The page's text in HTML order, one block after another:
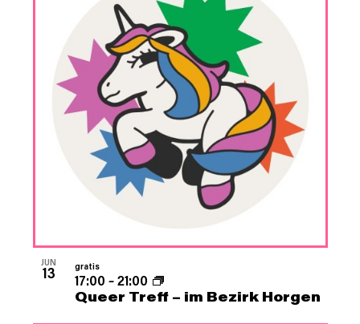
JUN
13
Queer Treff – im Bezirk Horgen
17:00 –21:00
gratis